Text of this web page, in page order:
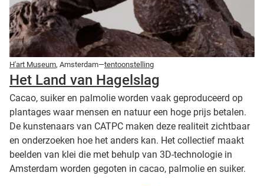
H'art Museum, Amsterdam—tentoonstelling
Het Land van Hagelslag
Cacao, suiker en palmolie worden vaak geproduceerd op
plantages waar mensen en natuur een hoge prijs betalen.
De kunstenaars van CATPC maken deze realiteit zichtbaar
en onderzoeken hoe het anders kan. Het collectief maakt
beelden van klei die met behulp van 3D-technologie in
Amsterdam worden gegoten in cacao, palmolie en suiker.